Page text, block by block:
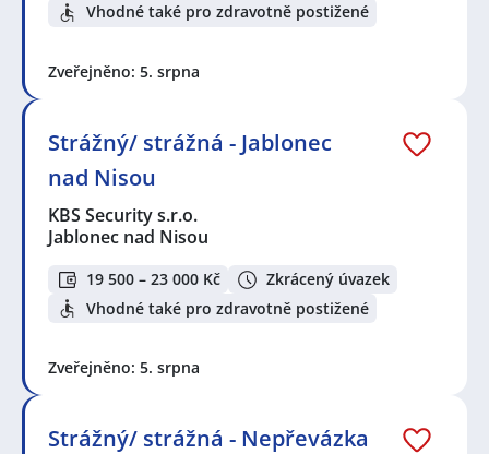
Vhodné také pro zdravotně postižené
Zveřejněno: 5. srpna
Strážný/ strážná - Jablonec
nad Nisou
KBS Security s.r.o.
Jablonec nad Nisou
19 500 – 23 000 Kč
Zkrácený úvazek
Vhodné také pro zdravotně postižené
Zveřejněno: 5. srpna
Strážný/ strážná - Nepřevázka